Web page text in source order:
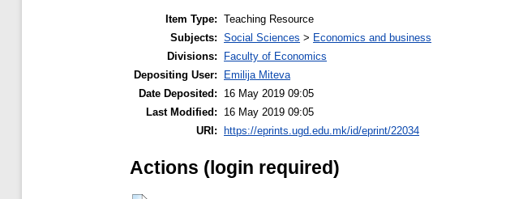
Item Type: Teaching Resource
Subjects: Social Sciences > Economics and business
Divisions:
Faculty of Economics
Depositing User:
Emilija Miteva
Date Deposited:
16 May 2019 09:05
Last Modified:
16 May 2019 09:05
URI:
https://eprints.ugd.edu.mk/id/eprint/22034
Actions (login required)